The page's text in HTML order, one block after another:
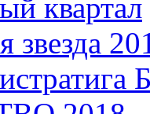
квартал
звезда